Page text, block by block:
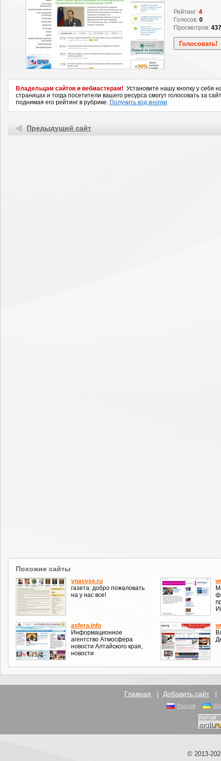
Рейтинг: 4
Голосов: 0
Просмотров:
Владельцам сайтов и вебмастерам! Установите нашу кнопку у себя
страницах и тогда посетители вашего ресурса смогут голосовать за
поднимая его рейтинг в рубрике. Получить код кнопки
Предыдущий сайт
Похожие сайты
ynasvse.ru
газета: добро пожаловать
на у нас все!
asfera.info
Информационное
агентство Атмосфера
новости Алтайского края,
новости
Главная | Добавить сайт |
Россия
© 2013-